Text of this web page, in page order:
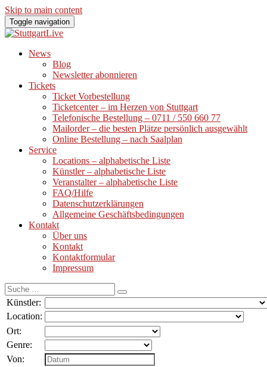
Skip to main content
Toggle navigation
News
Blog
Newsletter abonnieren
Tickets
Ticket Vorbestellung
Ticketcenter – im Herzen von Stuttgart
Telefonische Bestellung – 0711 / 550 660 77
Mailorder – die besten Plätze persönlich ausgewählt
Online Bestellung – nach Saalplan
Service
Locations – alphabetische Liste
Künstler – alphabetische Liste
Veranstalter – alphabetische Liste
FAQ/Hilfe
Datenschutzerklärungen
Allgemeine Geschäftsbedingungen
Kontakt
Über uns
Kontakt
Kontaktformular
Impressum
Suche
nach:
Künstler:
Location:
Ort:
Genre:
Von: